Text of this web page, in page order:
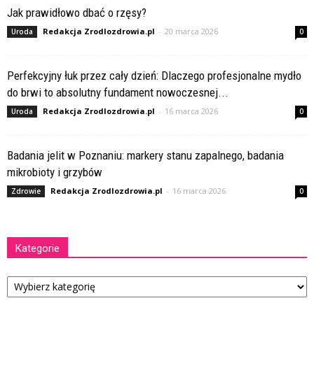
Jak prawidłowo dbać o rzęsy?
Uroda Redakcja Zrodlozdrowia.pl - 20 marca 2026 0
Perfekcyjny łuk przez cały dzień: Dlaczego profesjonalne mydło
do brwi to absolutny fundament nowoczesnej...
Uroda Redakcja Zrodlozdrowia.pl - 16 marca 2026 0
Badania jelit w Poznaniu: markery stanu zapalnego, badania
mikrobioty i grzybów
Zdrowie Redakcja Zrodlozdrowia.pl - 16 marca 2026 0
Kategorie
Kategorie